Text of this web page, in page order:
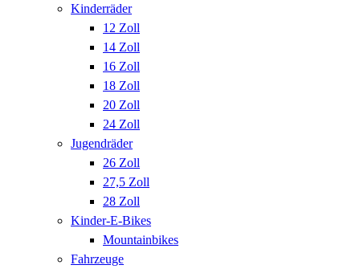
Kinderräder
12 Zoll
14 Zoll
16 Zoll
18 Zoll
20 Zoll
24 Zoll
Jugendräder
26 Zoll
27,5 Zoll
28 Zoll
Kinder-E-Bikes
Mountainbikes
Fahrzeuge